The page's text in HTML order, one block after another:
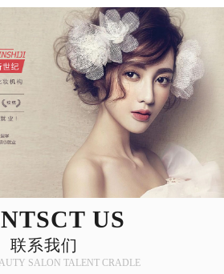
US
联系我们
SALON TALENT CRADLE